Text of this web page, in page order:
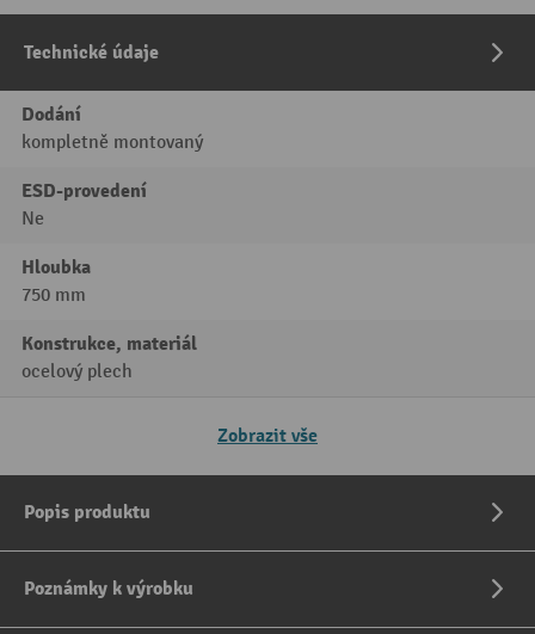
Technické údaje
Dodání
kompletně montovaný
ESD-provedení
Ne
Hloubka
750 mm
Konstrukce, materiál
ocelový plech
Zobrazit vše
Popis produktu
Poznámky k výrobku